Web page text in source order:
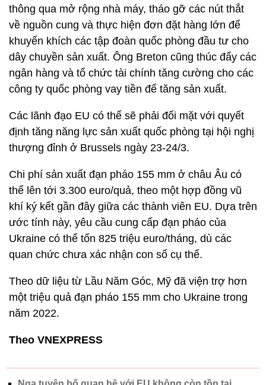
thông qua mở rộng nhà máy, tháo gỡ các nút thắt
về nguồn cung và thực hiện đơn đặt hàng lớn để
khuyến khích các tập đoàn quốc phòng đầu tư cho
dây chuyền sản xuất. Ông Breton cũng thúc đẩy các
ngân hàng và tổ chức tài chính tăng cường cho các
công ty quốc phòng vay tiền để tăng sản xuất.
Các lãnh đạo EU có thể sẽ phải đối mặt với quyết
định tăng năng lực sản xuất quốc phòng tại hội nghị
thượng đỉnh ở Brussels ngày 23-24/3.
Chi phí sản xuất đạn pháo 155 mm ở châu Âu có
thể lên tới 3.300 euro/quả, theo một hợp đồng vũ
khí ký kết gần đây giữa các thành viên EU. Dựa trên
ước tính này, yêu cầu cung cấp đạn pháo của
Ukraine có thể tốn 825 triệu euro/tháng, dù các
quan chức chưa xác nhận con số cụ thể.
Theo dữ liệu từ Lầu Năm Góc, Mỹ đã viện trợ hơn
một triệu quả đạn pháo 155 mm cho Ukraine trong
năm 2022.
Theo VNEXPRESS